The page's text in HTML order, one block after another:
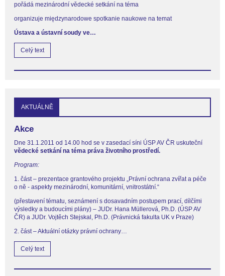
pořádá mezinárodní vědecké setkání na téma
organizuje międzynarodowe spotkanie naukowe na temat
Ústava a ústavní soudy ve…
Celý text
AKTUÁLNĚ
Akce
Dne 31.1.2011 od 14.00 hod se v zasedací síni ÚSP AV ČR uskuteční
vědecké setkání na téma práva životního prostředí.
Program:
1. část – prezentace grantového projektu „Právní ochrana zvířat a péče
o ně - aspekty mezinárodní, komunitární, vnitrostátní.“
(přestavení tématu, seznámení s dosavadním postupem prací, dílčími
výsledky a budoucími plány) – JUDr. Hana Müllerová, Ph.D. (ÚSP AV
ČR) a JUDr. Vojtěch Stejskal, Ph.D. (Právnická fakulta UK v Praze)
2. část – Aktuální otázky právní ochrany…
Celý text